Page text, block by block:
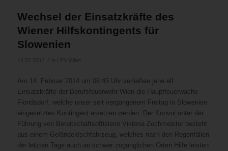
Wechsel der Einsatzkräfte des
Wiener Hilfskontingents für
Slowenien
Am 14. Februar 2014 um 06:45 Uhr verließen jene elf
Einsatzkräfte der Berufsfeuerwehr Wien die Hauptfeuerwache
Floridsdorf, welche unser seit vergangenem Freitag in Slowenien
eingesetztes Kontingent ersetzen werden. Der Konvoi unter der
Führung von Bereitschaftsoffizierin Viktoria Zechmeister besteht
aus einem Geländelöschfahrzeug, welches nach den Regenfällen
der letzten Tage auch an schwer zugänglichen Orten Hilfe leisten